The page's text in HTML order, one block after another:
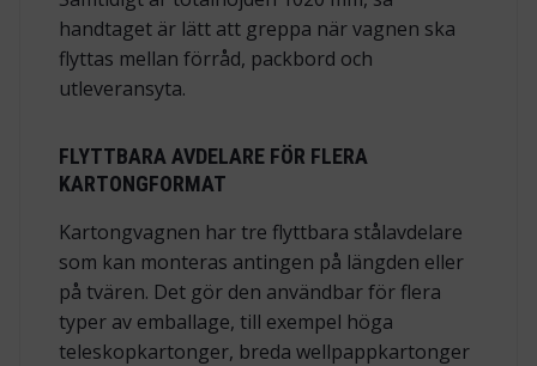
handtaget är lätt att greppa när vagnen ska
flyttas mellan förråd, packbord och
utleveransyta.
FLYTTBARA AVDELARE FÖR FLERA
KARTONGFORMAT
Kartongvagnen har tre flyttbara stålavdelare
som kan monteras antingen på längden eller
på tvären. Det gör den användbar för flera
typer av emballage, till exempel höga
teleskopkartonger, breda wellpappkartonger